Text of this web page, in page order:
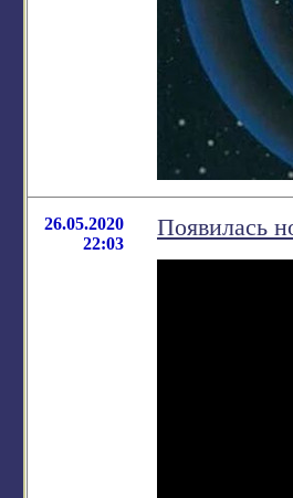
26.05.2020
22:03
Появилась